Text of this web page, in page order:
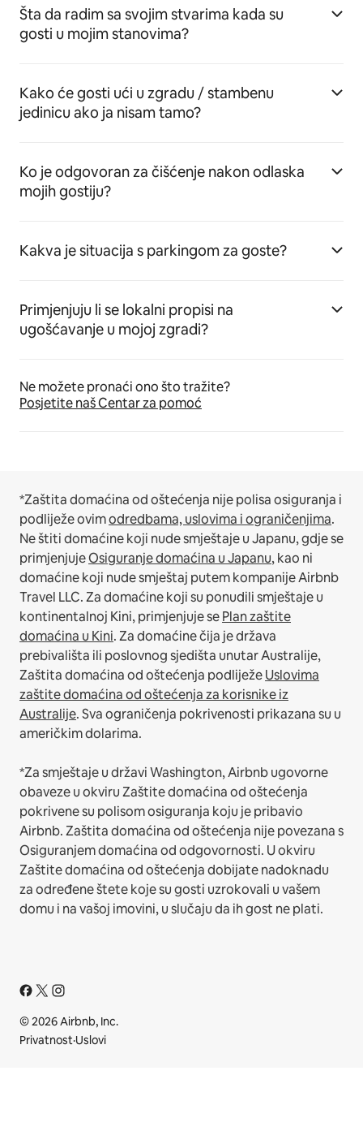
Šta da radim sa svojim stvarima kada su
gosti u mojim stanovima?
Kako će gosti ući u zgradu / stambenu
jedinicu ako ja nisam tamo?
Ko je odgovoran za čišćenje nakon odlaska
mojih gostiju?
Kakva je situacija s parkingom za goste?
Primjenjuju li se lokalni propisi na
ugošćavanje u mojoj zgradi?
Ne možete pronaći ono što tražite?
Posjetite naš Centar za pomoć
*Zaštita domaćina od oštećenja nije polisa osiguranja i
podliježe ovimodredbama, uslovima i ograničenjima.
Ne štiti domaćine koji nude smještaje u Japanu, gdje se
primjenjujeOsiguranje domaćina u Japanu, kao ni
domaćine koji nude smještaj putem kompanije Airbnb
Travel LLC.Za domaćine koji su ponudili smještaje u
kontinentalnoj Kini, primjenjuje sePlan zaštite
domaćina u Kini.Za domaćine čija je država
prebivališta ili poslovnog sjedišta unutar Australije,
Zaštita domaćina od oštećenja podliježeUslovima
zaštite domaćina od oštećenja za korisnike iz
Australije. Sva ograničenja pokrivenosti prikazana su u
američkim dolarima.
*Za smještaje u državi Washington, Airbnb ugovorne
obaveze u okviru Zaštite domaćina od oštećenja
pokrivene su polisom osiguranja koju je pribavio
Airbnb. Zaštita domaćina od oštećenja nije povezana s
Osiguranjem domaćina od odgovornosti. U okviru
Zaštite domaćina od oštećenja dobijate nadoknadu
za određene štete koje su gosti uzrokovali u vašem
domu i na vašoj imovini, u slučaju da ih gost ne plati.
© 2026 Airbnb, Inc.
Privatnost·Uslovi